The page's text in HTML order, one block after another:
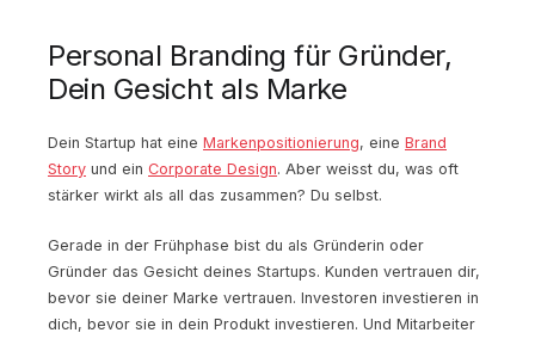
Personal Branding für Gründer,
Dein Gesicht als Marke
Dein Startup hat eine Markenpositionierung, eine Brand
Story und ein Corporate Design. Aber weisst du, was oft
stärker wirkt als all das zusammen? Du selbst.
Gerade in der Frühphase bist du als Gründerin oder
Gründer das Gesicht deines Startups. Kunden vertrauen dir,
bevor sie deiner Marke vertrauen. Investoren investieren in
dich, bevor sie in dein Produkt investieren. Und Mitarbeiter